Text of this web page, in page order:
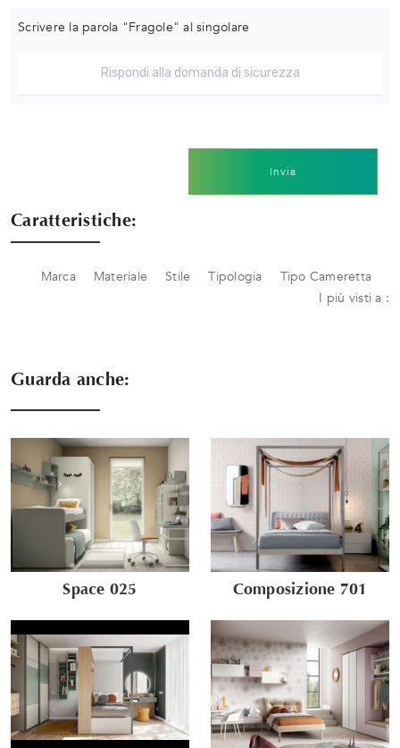
Scrivere la parola "Fragole" al singolare
Invia
Caratteristiche:
Marca Materiale Stile Tipologia
Tipo Cameretta
I più visti a :
Guarda anche:
Space 025 Composizione 701